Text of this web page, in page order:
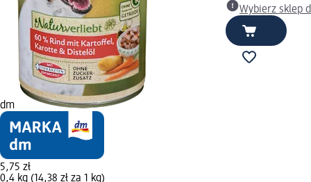
dm
5,75 zł
0,4 kg (14,38 zł za 1 kg)
Wybierz sklep